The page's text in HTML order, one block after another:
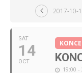
2017-10-
SAT
14
OCT
19:00 -